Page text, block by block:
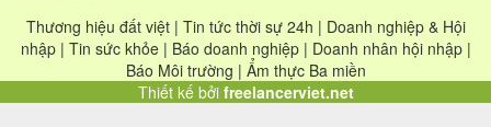
Thương hiệu đất việt | Tin tức thời sự 24h | Doanh nghiệp & Hội
nhập | Tin sức khỏe | Báo doanh nghiệp | Doanh nhân hội nhập |
Báo Môi trường | Ẩm thực Ba miền
Thiết kế bởi freelancerviet.net